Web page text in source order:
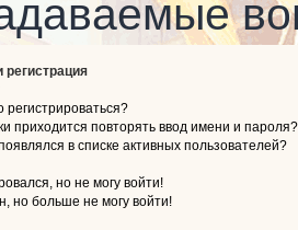
приходится повторять ввод имени и пароля?
в списке активных пользователей?
но не могу войти!
но больше не могу войти!